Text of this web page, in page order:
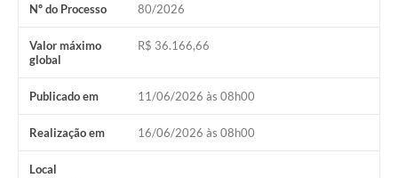
Nº do Processo 80/2026
Valor máximo
global
R$ 36.166,66
Publicado em 11/06/2026 às 08h00
Realização em 16/06/2026 às 08h00
Local